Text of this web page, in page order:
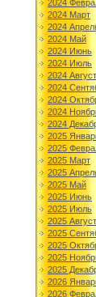
2024
2024 Март
2024
2024 Май
2024 Июнь
2024 Июль
2024 Август
2024
2024
2024
2024
2025
2025
2025 Март
2025
2025 Май
2025 Июнь
2025 Июль
2025 Август
2025
2025
2025
2025
2026
2026